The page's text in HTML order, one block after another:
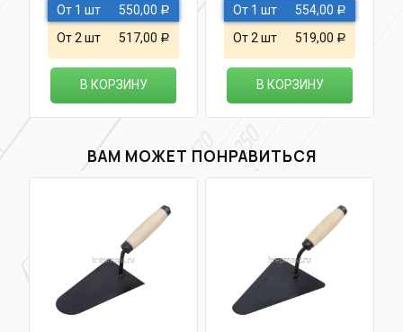
От 1 шт 550,00 Р
От 2 шт 517,00 Р
В КОРЗИНУ
От 1 шт 554,00 Р
От 2 шт 519,00 Р
В КОРЗИНУ
ВАМ МОЖЕТ ПОНРАВИТЬСЯ